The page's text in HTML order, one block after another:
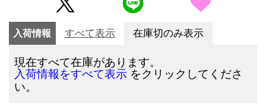
入荷情報 すべて表示 在庫切のみ表示
現在すべて在庫があります。
入荷情報をすべて表示 をクリックしてくださ
い。